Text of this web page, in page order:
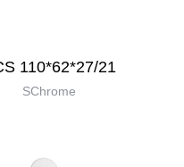
110*62*27/21
SChrome